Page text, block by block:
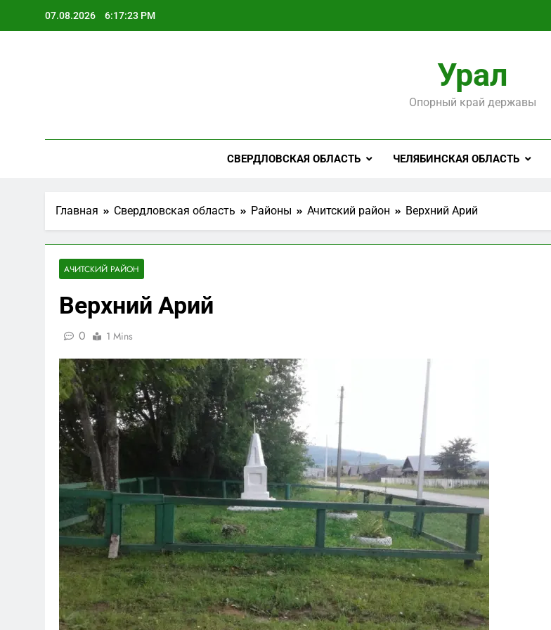
07.08.2026 6:17:24 PM
Урал
Опорный край державы
СВЕРДЛОВСКАЯ ОБЛАСТЬ ЧЕЛЯБИНСКАЯ ОБЛАСТЬ
Главная Свердловская область Районы Ачитский район Верхний Арий
АЧИТСКИЙ РАЙОН
Верхний Арий
0 1 Mins